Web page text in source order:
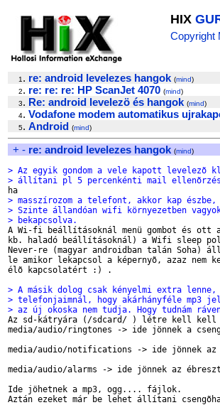
HIX
Copyright
1 . re: android levelezes hangok (mind)
2. re: re: re: HP ScanJet 4070 (mind)
3. Re: android levelezö és hangok (mind)
4. Vodafone modem automatikus
5. Android (mind)
+ - re: android levelezes hangok (mind)
> Az egyik gondom a vele kapott levelezõ
> állítani pl 5 percenkénti mail
> masszírozom a telefont, akkor kap
> Szinte állandóan wifi környezetben
> bekapcsolva.
A Wi-fi beállításoknál menü gombot és ott
kb. haladó beállításoknál) a Wifi sleep
Never-re (magyar androidban talán
le amikor lekapcsol a képernyõ, azaz
élõ kapcsolatért :) .
> A másik dolog csak kényelmi extra lenne,
> telefonjaimnál, hogy akárhányféle mp3
> az új okoska nem tudja. Hogy tudnám
Az sd-kátryára (/sdcard/ ) létre kell kell
media/audio/ringtones -> ide jönnek a
media/audio/notifications -> ide jönnek az
media/audio/alarms -> ide jönnek az
Ide jöhetnek a mp3, ogg.... fájlok.
Aztán ezeket már be lehet állítani